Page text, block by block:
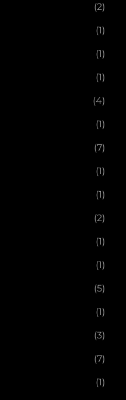
(2)
(1)
(1)
(1)
(4)
(1)
(7)
(1)
(1)
(2)
(1)
(1)
(5)
(1)
(3)
(7)
(1)